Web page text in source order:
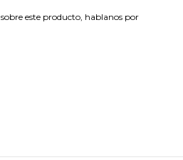
este producto, hablanos por